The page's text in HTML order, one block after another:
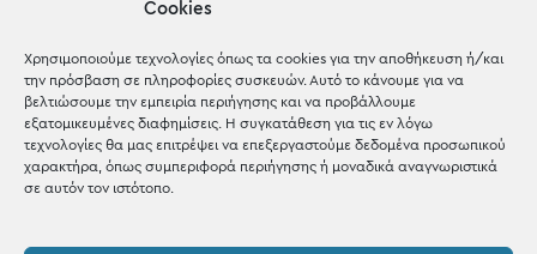
Cookies
Χρησιμοποιούμε τεχνολογίες όπως τα cookies για την αποθήκευση ή/και
την πρόσβαση σε πληροφορίες συσκευών. Αυτό το κάνουμε για να
βελτιώσουμε την εμπειρία περιήγησης και να προβάλλουμε
εξατομικευμένες διαφημίσεις. Η συγκατάθεση για τις εν λόγω
τεχνολογίες θα μας επιτρέψει να επεξεργαστούμε δεδομένα προσωπικού
χαρακτήρα, όπως συμπεριφορά περιήγησης ή μοναδικά αναγνωριστικά
σε αυτόν τον ιστότοπο.
Shop the look
ΚΑΤΑΣΤΗΜΑ